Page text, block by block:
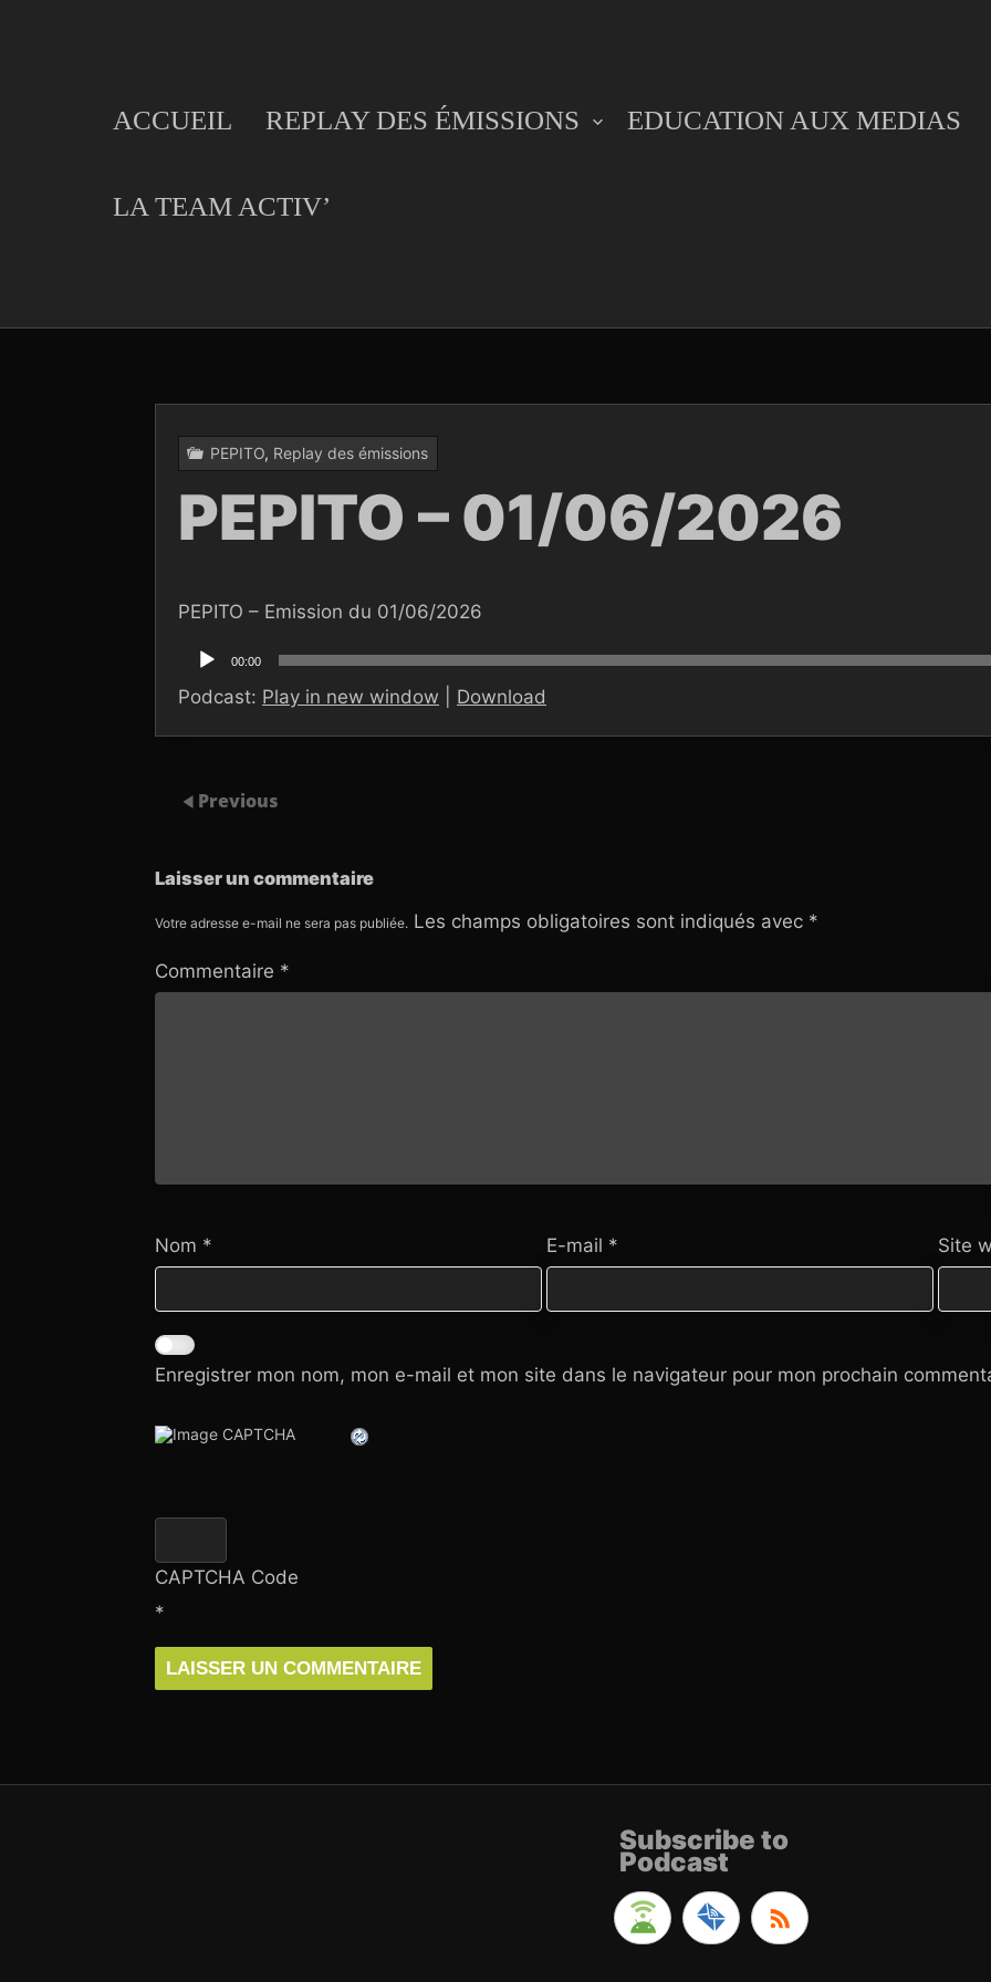
ACCUEIL REPLAY DES ÉMISSIONS EDUCATION AUX MEDIAS
LA TEAM ACTIV’
PEPITO, Replay des émissions
PEPITO – 01/06/2026
PEPITO – Emission du 01/06/2026
audio
00:00
Podcast: Play in new window Download
Previous
Laisser un commentaire
Votre adresse e-mail ne sera pas publiée. Les champs obligatoires sont indiqués avec *
Commentaire *
Nom * E-mail * Site
Enregistrer mon nom, mon e-mail et mon site dans le navigateur pour mon prochain
CAPTCHA Code
*
Subscribe to
Podcast